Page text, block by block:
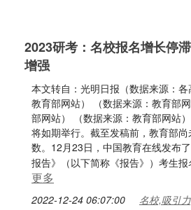
2023研考：名校报名增长停
增强
本文转自：光明日报（数据来源：各
教育部网站） （数据来源：教育部
部网站） （数据来源：教育部网站
将如期举行。截至发稿前，教育部
数。12月23日，中国教育在线发布
报告》（以下简称《报告》）考生
更多
2022-12-24 06:07:00 名校,吸引